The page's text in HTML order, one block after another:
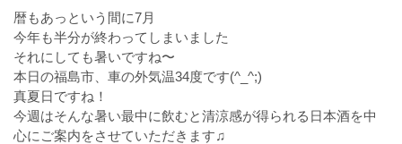
暦もあっという間に7月
今年も半分が終わってしまいました
それにしても暑いですね〜
本日の福島市、車の外気温34度です(^_^;)
真夏日ですね！
今週はそんな暑い最中に飲むと清涼感が得られる日本酒を中
心にご案内をさせていただきます♫